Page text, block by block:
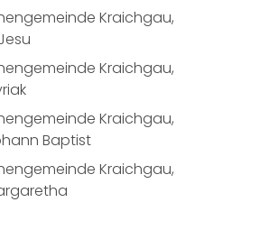
Kraichgau,
Kraichgau,
Kraichgau,
Baptist
Kraichgau,